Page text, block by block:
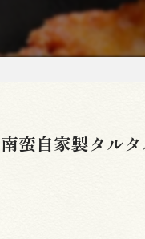
蛮自家製タルタ